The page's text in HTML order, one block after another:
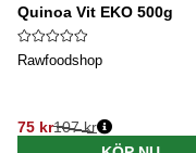
Quinoa Vit EKO 500g
Rawfoodshop
75 kr
Ordinarie pris:
107 kr